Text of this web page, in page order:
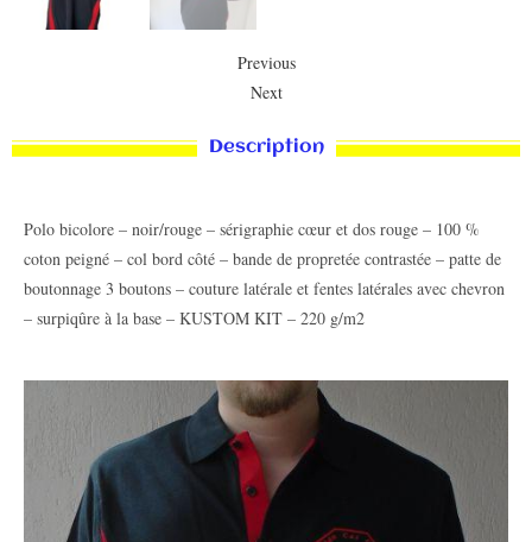
Previous
Next
Description
Polo bicolore – noir/rouge – sérigraphie cœur et dos rouge – 100 %
coton peigné – col bord côté – bande de propretée contrastée – patte de
boutonnage 3 boutons – couture latérale et fentes latérales avec chevron
– surpiqûre à la base – KUSTOM KIT – 220 g/m2